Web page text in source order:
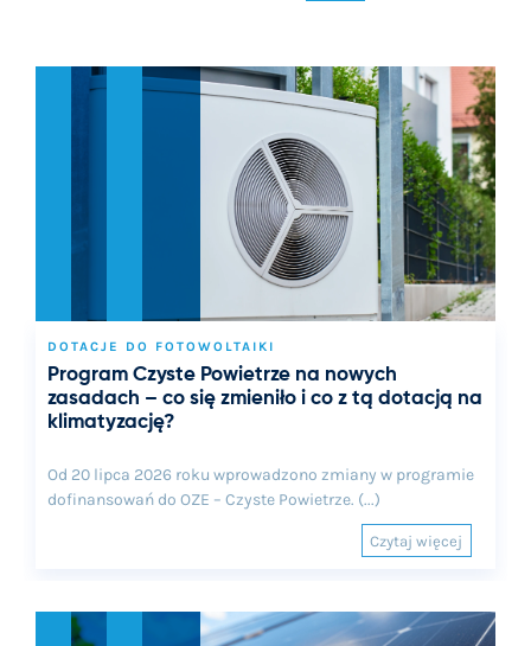
DOTACJE DO FOTOWOLTAIKI
Program Czyste Powietrze na nowych
zasadach – co się zmieniło i co z tą dotacją na
klimatyzację?
Od 20 lipca 2026 roku wprowadzono zmiany w programie
dofinansowań do OZE – Czyste Powietrze. (...)
Czytaj więcej